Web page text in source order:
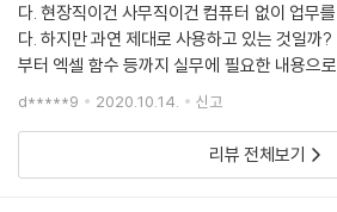
34 아웃룩에서 과거 이메일 빠르게 찾기 · 161
35 대용량 파일은 클라우드로 공유하기 · 166
36 회의와 이메일을 적절히 구분해 사용하기
다. 현장직이건 사무직이건 컴퓨터 없이 업무
다. 하지만 과연 제대로 사용하고 있는 것일까
부터 엑셀 함수 등까지 실무에 필요한 내용으
기보다는 책상 한켠에 두고두고 읽는다면 큰
d*****9 2020.10.14. 신고
리뷰 전체보기